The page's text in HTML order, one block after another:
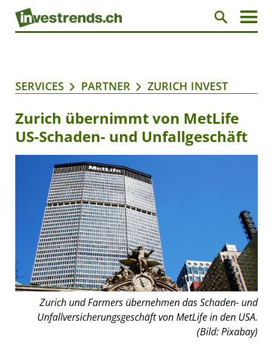
SERVICES PARTNER ZURICH INVEST
Zurich übernimmt von MetLife
US-Schaden- und Unfallgeschäft
Zurich und Farmers übernehmen das Schaden- und
Unfallversicherungsgeschäft von MetLife in den USA.
(Bild: Pixabay)